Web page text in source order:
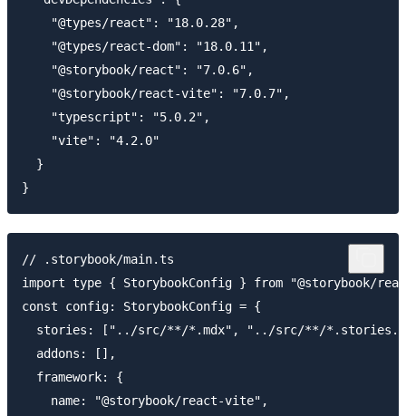
    "@types/react": "18.0.28",
    "@types/react-dom": "18.0.11",
    "@storybook/react": "7.0.6",
    "@storybook/react-vite": "7.0.7",
    "typescript": "5.0.2",
    "vite": "4.2.0"
  }
// .storybook/main.ts
import type { StorybookConfig } from "@storybook/
const config: StorybookConfig = {
stories: ["../src/**/*.mdx", "../src/**/
  addons: [],
  framework: {
    name: "@storybook/react-vite",